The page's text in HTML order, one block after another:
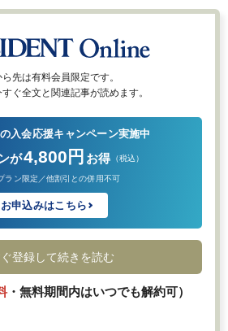
ら先は有料会員限定です。
ぐ全文と関連記事が読めます。
入会応援キャンペーン実施中
が4,800円 お得 （税込）
ラン限定／他割引との併用不可
お申込みはこちら
登録して続きを読む
・無料期間内はいつでも解約可）